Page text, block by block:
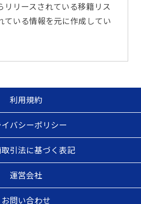
リリースされている移籍リス
ている情報を元に作成してい
利用規約
バシーポリシー
引法に基づく表記
運営会社
お問い合わせ